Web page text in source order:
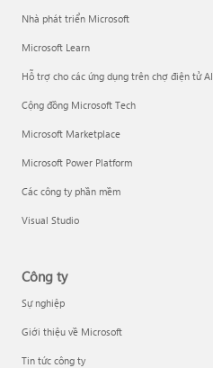
Nhà phát triển Microsoft
Microsoft Learn
Hỗ trợ cho các ứng dụng trên chợ điện tử AI
Cộng đồng Microsoft Tech
Microsoft Marketplace
Microsoft Power Platform
Các công ty phần mềm
Visual Studio
Công ty
Sự nghiệp
Giới thiệu về Microsoft
Tin tức công ty